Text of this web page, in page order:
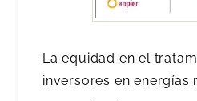
La equidad en el
inversores en energías